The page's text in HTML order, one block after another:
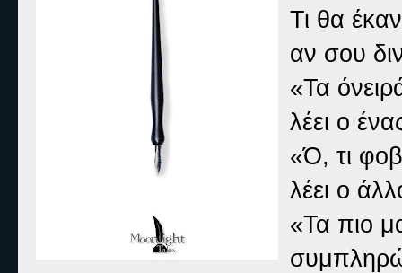
Τι θα
αν σου
«Τα
λέει ο
«Ό, τι
λέει ο
«Τα πιο